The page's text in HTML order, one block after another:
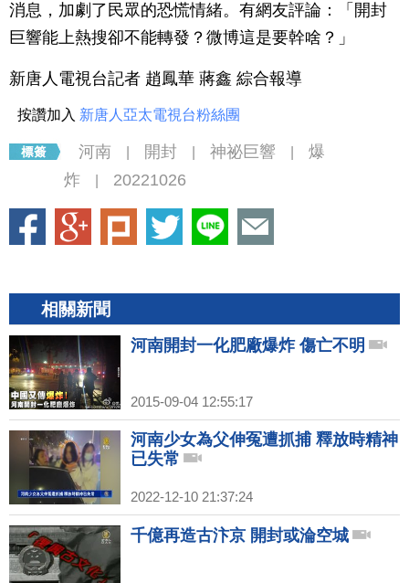
消息，加劇了民眾的恐慌情緒。有網友評論：「開封
巨響能上熱搜卻不能轉發？微博這是要幹啥？」
新唐人電視台記者 趙鳳華 蔣鑫 綜合報導
按讚加入 新唐人亞太電視台粉絲團
河南 開封 神祕巨響
爆
炸
20221026
相關新聞
河南開封一化肥廠爆炸 傷亡不明
2015-09-04 12:55:17
河南少女為父伸冤遭抓捕 釋放時精神
已失常
2022-12-10 21:37:24
千億再造古汴京 開封或淪空城